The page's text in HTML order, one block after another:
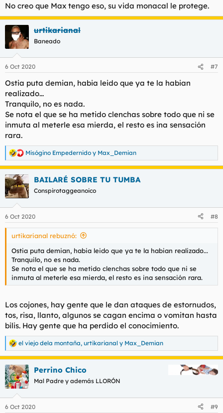
:
No creo que Max tengo eso, su vida monacal le protege.
urtikarianal
Baneado
6 Oct 2020 #7
Ostia puta demian, habia leido que ya te la habian
realizado...
Tranquilo, no es nada.
Se nota el que se ha metido clenchas sobre todo que ni se
inmuta al meterle esa mierda, el resto es ina sensación
rara.
R
e
a
c
c
i
e
s
Misógino Empedernido y Max_Demian
BAILARÉ SOBRE TU TUMBA
Conspirotaggeanoico
6 Oct 2020 #8
urtikarianal rebuznó:
Ostia puta demian, habia leido que ya te la habian realizado...
Tranquilo, no es nada.
Se nota el que se ha metido clenchas sobre todo que ni se
inmuta al meterle esa mierda, el resto es ina sensación rara.
Los cojones, hay gente que le dan ataques de estornudos,
tos, risa, llanto, algunos se cagan encima o vomitan hasta
bilis. Hay gente que ha perdido el conocimiento.
R
e
a
c
c
i
e
el viejo dela montaña, urtikarianal y Max_Demian
Perrino Chico
Mal Padre y además LLORÓN
6 Oct 2020 #9